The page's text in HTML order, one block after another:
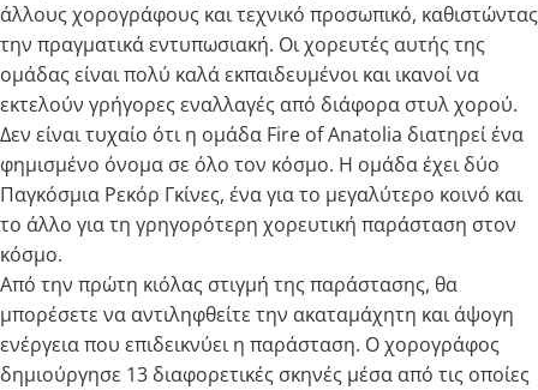
άλλους χορογράφους και τεχνικό προσωπικό, καθιστώντας
την πραγματικά εντυπωσιακή. Οι χορευτές αυτής της
ομάδας είναι πολύ καλά εκπαιδευμένοι και ικανοί να
εκτελούν γρήγορες εναλλαγές από διάφορα στυλ χορού.
Δεν είναι τυχαίο ότι η ομάδα Fire of Anatolia διατηρεί ένα
φημισμένο όνομα σε όλο τον κόσμο. Η ομάδα έχει δύο
Παγκόσμια Ρεκόρ Γκίνες, ένα για το μεγαλύτερο κοινό και
το άλλο για τη γρηγορότερη χορευτική παράσταση στον
κόσμο.
Από την πρώτη κιόλας στιγμή της παράστασης, θα
μπορέσετε να αντιληφθείτε την ακαταμάχητη και άψογη
ενέργεια που επιδεικνύει η παράσταση. Ο χορογράφος
δημιούργησε 13 διαφορετικές σκηνές μέσα από τις οποίες